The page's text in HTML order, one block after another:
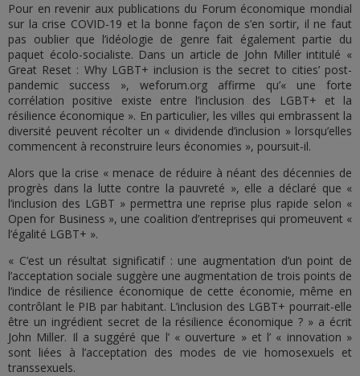
Pour en revenir aux publications du Forum économique mondial
sur la crise COVID-19 et la bonne façon de s’en sortir, il ne faut
pas oublier que l’idéologie de genre fait également partie du
paquet écolo-socialiste. Dans un article de John Miller intitulé «
Great Reset : Why LGBT+ inclusion is the secret to cities’ post-
pandemic success », weforum.org affirme qu’« une forte
corrélation positive existe entre l’inclusion des LGBT+ et la
résilience économique ». En particulier, les villes qui embrassent la
diversité peuvent récolter un « dividende d’inclusion » lorsqu’elles
commencent à reconstruire leurs économies », poursuit-il.
Alors que la crise « menace de réduire à néant des décennies de
progrès dans la lutte contre la pauvreté », elle a déclaré que «
l’inclusion des LGBT » permettra une reprise plus rapide selon «
Open for Business », une coalition d’entreprises qui promeuvent «
l’égalité LGBT+ ».
« C’est un résultat significatif : une augmentation d’un point de
l’acceptation sociale suggère une augmentation de trois points de
l’indice de résilience économique de cette économie, même en
contrôlant le PIB par habitant. L’inclusion des LGBT+ pourrait-elle
être un ingrédient secret de la résilience économique ? » a écrit
John Miller. Il a suggéré que l’ « ouverture » et l’ « innovation »
sont liées à l’acceptation des modes de vie homosexuels et
transsexuels.